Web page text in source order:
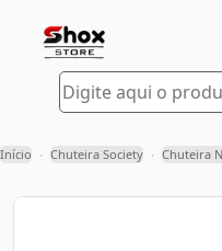
Início › Chuteira Society › Chuteira